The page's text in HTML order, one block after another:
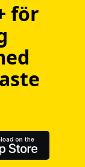
för